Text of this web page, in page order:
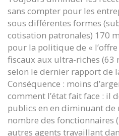
sans compter pour les
sous différentes formes
cotisation patronales) 170
pour la politique de «
fiscaux aux ultra-riches (63
selon le dernier rapport de
Conséquence : moins
comment l’état fait face : il
publics en en diminuant
nombre des fonctionnaires
autres agents travaillant